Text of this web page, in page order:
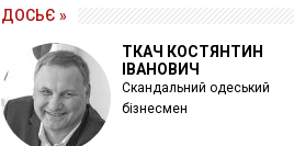
ДОСЬЄ »
ТКАЧ КОСТЯНТИН
ІВАНОВИЧ
Скандальний одеський
бізнесмен